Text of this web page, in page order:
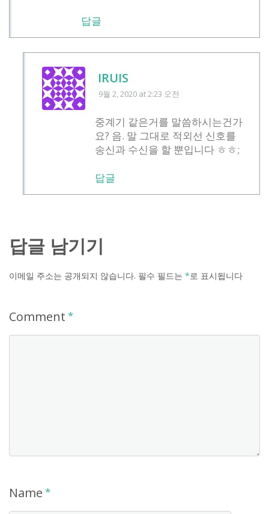
답글
IRUIS
9월 2, 2020 at 2:23 오전
중계기 같은거를 말씀하시는건가
요? 음. 말 그대로 적외선 신호를
송신과 수신을 할 뿐입니다 ㅎㅎ;
답글
답글 남기기
이메일 주소는 공개되지 않습니다. 필수 필드는 *로 표시됩니다
Comment *
Name *